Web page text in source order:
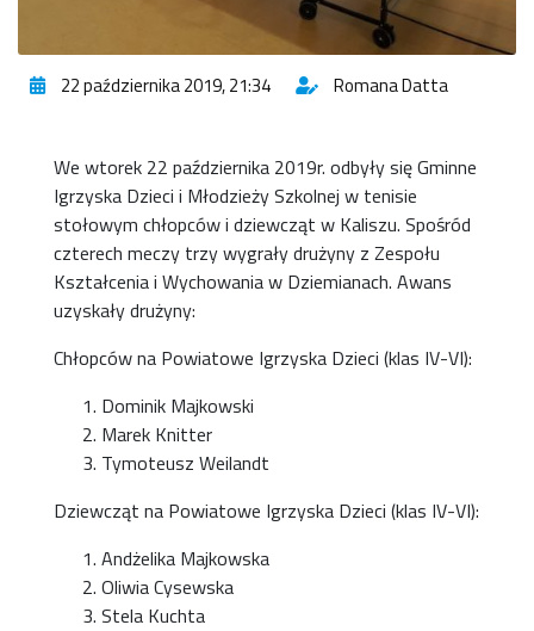
22 października 2019, 21:34 Romana Datta
We wtorek 22 października 2019r. odbyły się Gminne
Igrzyska Dzieci i Młodzieży Szkolnej w tenisie
stołowym chłopców i dziewcząt w Kaliszu. Spośród
czterech meczy trzy wygrały drużyny z Zespołu
Kształcenia i Wychowania w Dziemianach. Awans
uzyskały drużyny:
Chłopców na Powiatowe Igrzyska Dzieci (klas IV-VI):
Dominik Majkowski
Marek Knitter
Tymoteusz Weilandt
Dziewcząt na Powiatowe Igrzyska Dzieci (klas IV-VI):
Andżelika Majkowska
Oliwia Cysewska
Stela Kuchta